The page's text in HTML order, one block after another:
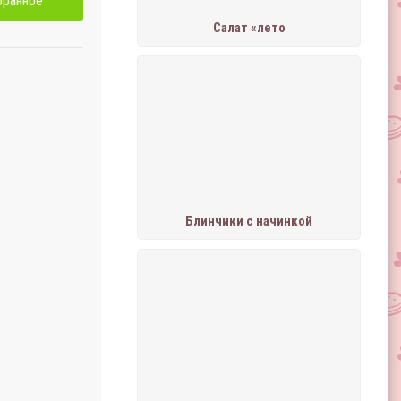
Салат «лето
Блинчики с начинкой